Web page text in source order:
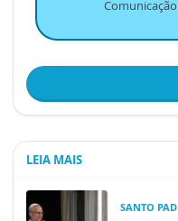
Comunicação
LEIA MAIS
SANTO